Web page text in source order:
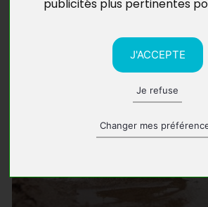
publicités plus pertinentes
J'ACCEPTE
Je refuse
Changer mes